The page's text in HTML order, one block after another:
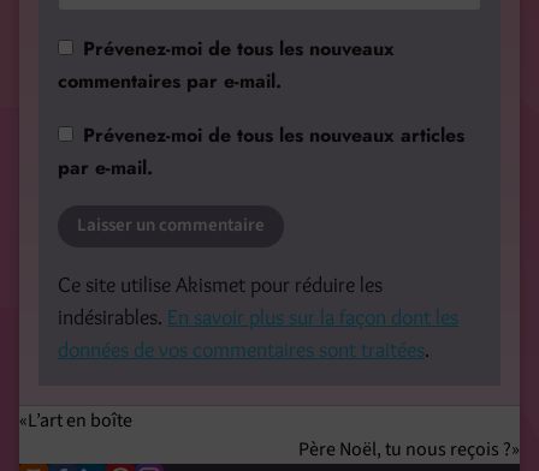
Prévenez-moi de tous les nouveaux
commentaires par e-mail.
Prévenez-moi de tous les nouveaux articles
par e-mail.
Ce site utilise Akismet pour réduire les
indésirables. En savoir plus sur la façon dont les
données de vos commentaires sont traitées.
L’art en boîte
Père Noël, tu nous reçois ?